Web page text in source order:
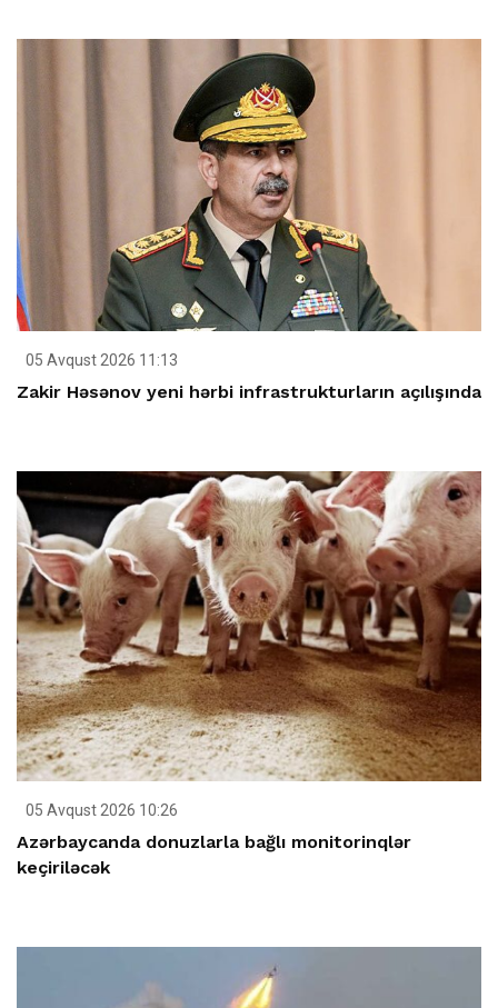
05 Avqust 2026 11:13
Zakir Həsənov yeni hərbi infrastrukturların açılışında
05 Avqust 2026 10:26
Azərbaycanda donuzlarla bağlı monitorinqlər
keçiriləcək